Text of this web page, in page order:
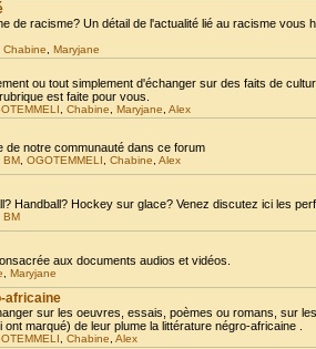
de racisme? Un détail de l'actualité lié au racisme
Chabine Maryjane
ou tout simplement d'échanger sur des faits de
est faite pour vous.
Chabine Maryjane Alex
de notre communauté dans ce forum
BM OGOTEMMELI Chabine Alex
Handball? Hockey sur glace? Venez discutez ici les
BM
aux documents audios et vidéos.
Maryjane
africaine
sur les oeuvres, essais, poèmes ou romans, sur
marqué) de leur plume la littérature négro-africaine .
Chabine Alex